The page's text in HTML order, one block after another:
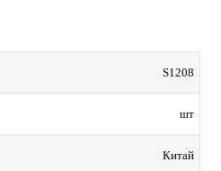
S1208
шт
Китай